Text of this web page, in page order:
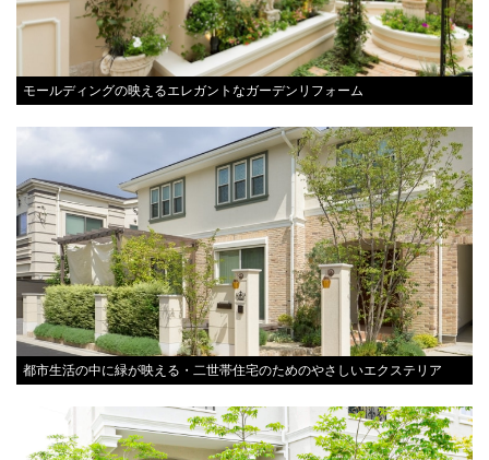
モールディングの映えるエレガントなガーデンリフォーム
都市生活の中に緑が映える・二世帯住宅のためのやさしいエクステリア